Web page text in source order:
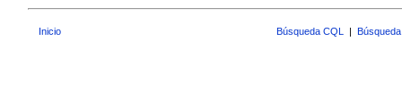
Inicio Búsqueda CQL